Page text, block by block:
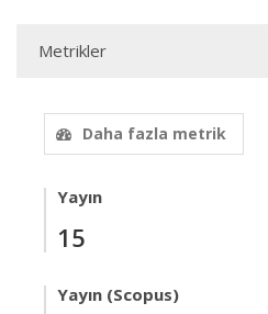
Metrikler
Daha fazla metrik
Yayın
15
Yayın (Scopus)